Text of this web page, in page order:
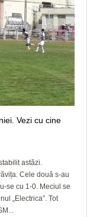
Vezi cu cine
astăzi.
Cele două s-au
se cu 1-0. Meciul se
„Electrica”. Tot